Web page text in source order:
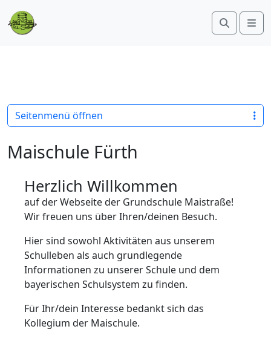
Search
Maischule Fürth
Herzlich Willkommen
auf der Webseite der Grundschule Maistraße!
Wir freuen uns über Ihren/deinen Besuch.
Hier sind sowohl Aktivitäten aus unserem
Schulleben als auch grundlegende
Informationen zu unserer Schule und dem
bayerischen Schulsystem zu finden.
Für Ihr/dein Interesse bedankt sich das
Kollegium der Maischule.
Seitenmenü öffnen